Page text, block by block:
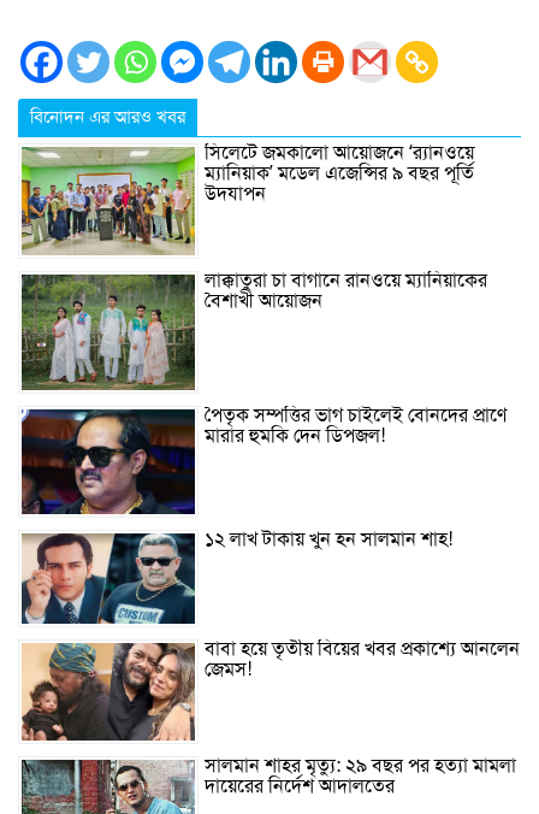
বিনোদন এর আরও খবর
সিলেটে জমকালো আয়োজনে ‘র‍্যানওয়ে
ম্যানিয়াক’ মডেল এজেন্সির ৯ বছর পূর্তি
উদযাপন
লাক্কাতুরা চা বাগানে রানওয়ে ম্যানিয়াকের
বৈশাখী আয়োজন
পৈতৃক সম্পত্তির ভাগ চাইলেই বোনদের প্রাণে
মারার হুমকি দেন ডিপজল!
১২ লাখ টাকায় খুন হন সালমান শাহ!
বাবা হয়ে তৃতীয় বিয়ের খবর প্রকাশ্যে আনলেন
জেমস!
সালমান শাহর মৃত্যু: ২৯ বছর পর হত্যা মামলা
দায়েরের নির্দেশ আদালতের